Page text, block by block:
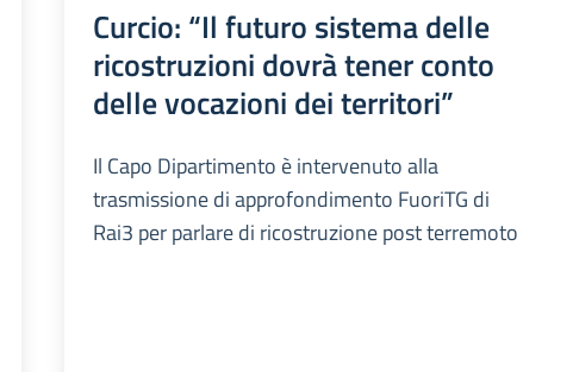
Curcio: “Il futuro sistema delle
ricostruzioni dovrà tener conto
delle vocazioni dei territori”
Il Capo Dipartimento è intervenuto alla
trasmissione di approfondimento FuoriTG di
Rai3 per parlare di ricostruzione post terremoto